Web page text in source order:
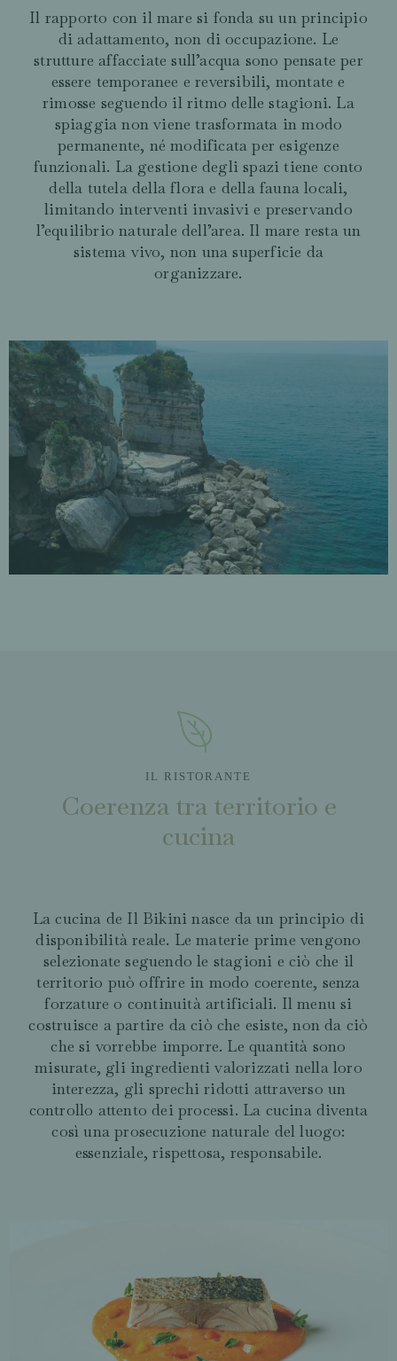
Il rapporto con il mare si fonda su un principio
di adattamento, non di occupazione. Le
strutture affacciate sull’acqua sono pensate per
essere temporanee e reversibili, montate e
rimosse seguendo il ritmo delle stagioni. La
spiaggia non viene trasformata in modo
permanente, né modificata per esigenze
funzionali. La gestione degli spazi tiene conto
della tutela della flora e della fauna locali,
limitando interventi invasivi e preservando
l’equilibrio naturale dell’area. Il mare resta un
sistema vivo, non una superficie da
organizzare.
IL RISTORANTE
Coerenza tra territorio e
cucina
La cucina de Il Bikini nasce da un principio di
disponibilità reale. Le materie prime vengono
selezionate seguendo le stagioni e ciò che il
territorio può offrire in modo coerente, senza
forzature o continuità artificiali. Il menu si
costruisce a partire da ciò che esiste, non da ciò
che si vorrebbe imporre. Le quantità sono
misurate, gli ingredienti valorizzati nella loro
interezza, gli sprechi ridotti attraverso un
controllo attento dei processi. La cucina diventa
così una prosecuzione naturale del luogo:
essenziale, rispettosa, responsabile.